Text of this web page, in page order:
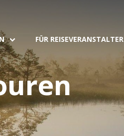
FÜR REISEVERANSTALTER